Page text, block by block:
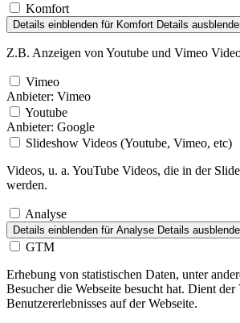
Komfort
Details einblenden für Komfort Details
Z.B. Anzeigen von Youtube und Vimeo
Vimeo
Anbieter: Vimeo
Youtube
Anbieter: Google
Slideshow Videos (Youtube, Vimeo, etc)
Videos, u. a. YouTube Videos, die in der
werden.
Analyse
Details einblenden für Analyse Details
GTM
Erhebung von statistischen Daten, unter
Besucher die Webseite besucht hat. Dient der
Benutzererlebnisses auf der Webseite.